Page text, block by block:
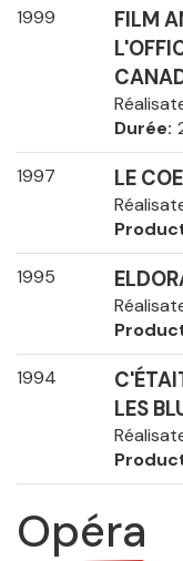
1999
FILM
Durée
1997 LE
1995
1994
LES
Opéra